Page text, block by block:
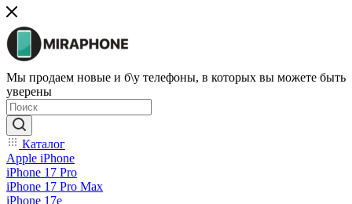
Мы продаем новые и б\у телефоны, в которых вы можете быть
уверены
Каталог
Apple iPhone
iPhone 17 Pro
iPhone 17 Pro Max
iPhone 17e